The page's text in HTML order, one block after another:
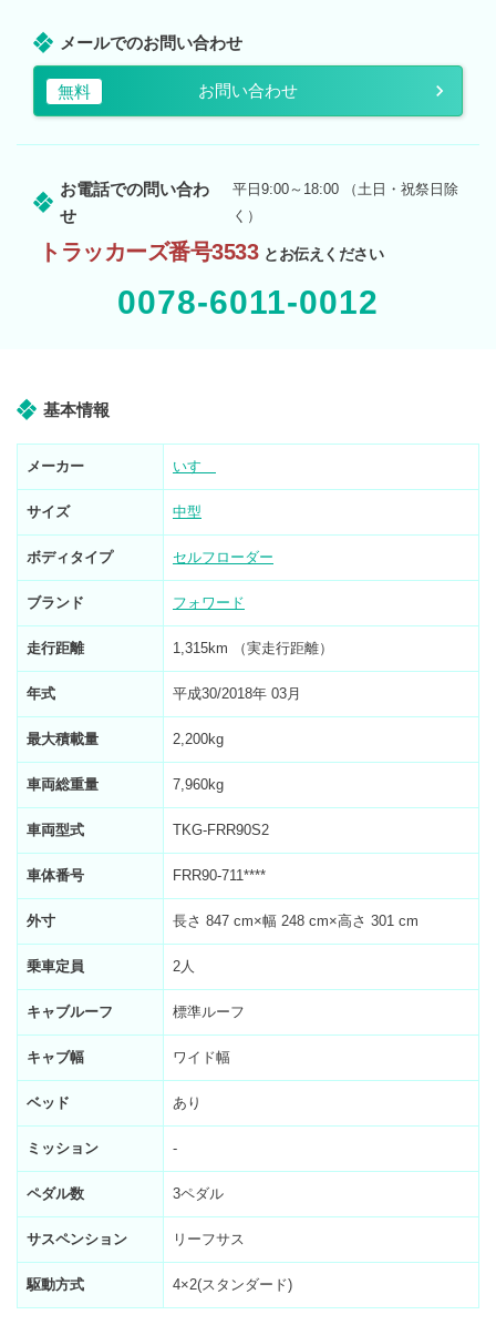
メールでのお問い合わせ
無料 お問い合わせ
お電話での問い合わ
せ
平日9:00～18:00 （土日・祝祭日除
く）
トラッカーズ番号3533 とお伝えください
0078-6011-0012
基本情報
メーカー いすゞ
サイズ 中型
ボディタイプ セルフローダー
ブランド フォワード
走行距離 1,315km （実走行距離）
年式 平成30/2018年 03月
最大積載量 2,200kg
車両総重量 7,960kg
車両型式 TKG-FRR90S2
車体番号 FRR90-711****
外寸 長さ 847 cm×幅 248 cm×高さ 301 cm
乗車定員 2人
キャブルーフ 標準ルーフ
キャブ幅 ワイド幅
ベッド あり
ミッション -
ペダル数 3ペダル
サスペンション リーフサス
駆動方式 4×2(スタンダード)